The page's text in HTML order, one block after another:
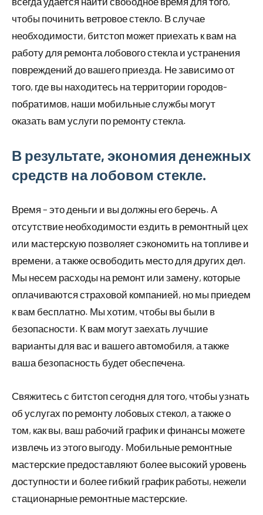
чтобы починить ветровое стекло. В случае
необходимости, битстоп может приехать к вам на
работу для ремонта лобового стекла и устранения
повреждений до вашего приезда. Не зависимо от
того, где вы находитесь на территории городов-
побратимов, наши мобильные службы могут
оказать вам услуги по ремонту стекла.
В результате, экономия денежных
средств на лобовом стекле.
Время – это деньги и вы должны его беречь. А
отсутствие необходимости ездить в ремонтный цех
или мастерскую позволяет сэкономить на топливе и
времени, а также освободить место для других дел.
Мы несем расходы на ремонт или замену, которые
оплачиваются страховой компанией, но мы приедем
к вам бесплатно. Мы хотим, чтобы вы были в
безопасности. К вам могут заехать лучшие
варианты для вас и вашего автомобиля, а также
ваша безопасность будет обеспечена.
Свяжитесь с битстоп сегодня для того, чтобы узнать
об услугах по ремонту лобовых стекол, а также о
том, как вы, ваш рабочий график и финансы можете
извлечь из этого выгоду. Мобильные ремонтные
мастерские предоставляют более высокий уровень
доступности и более гибкий график работы, нежели
стационарные ремонтные мастерские.